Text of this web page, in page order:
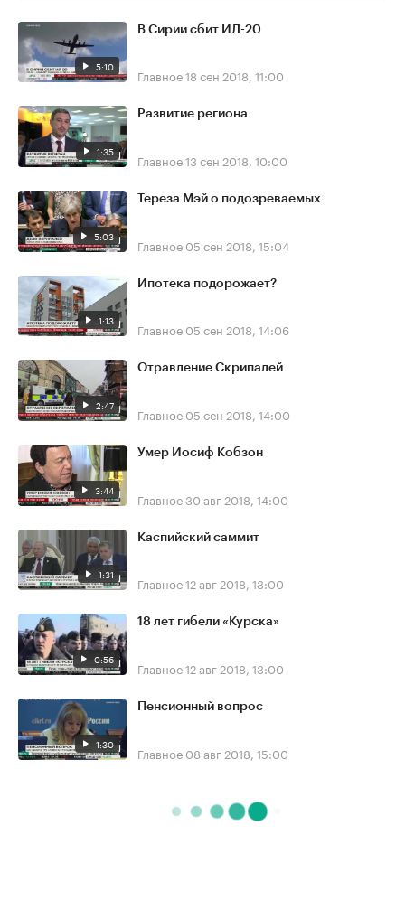
5:10
В Сирии сбит ИЛ-20
Главное18 сен 2018, 11:00
1:35
Развитие региона
Главное13 сен 2018, 10:00
5:03
Тереза Мэй о подозреваемых
Главное 05 сен 2018, 15:04
1:13
Ипотека подорожает?
Главное 05 сен 2018, 14:06
2:47
Отравление Скрипалей
Главное 05 сен 2018, 14:00
3:44
Умер Иосиф Кобзон
Главное30 авг 2018, 14:00
1:31
Каспийский саммит
Главное12 авг 2018, 13:00
0:56
18 лет гибели «Курска»
Главное12 авг 2018, 13:00
1:30
Пенсионный вопрос
Главное 08 авг 2018, 15:00